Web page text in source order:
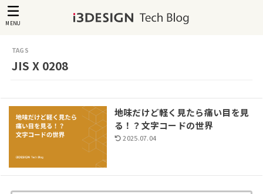
MENU
JIS X 0208
地味だけど軽く見たら痛い目を見
る！？文字コードの世界
2025.07.04